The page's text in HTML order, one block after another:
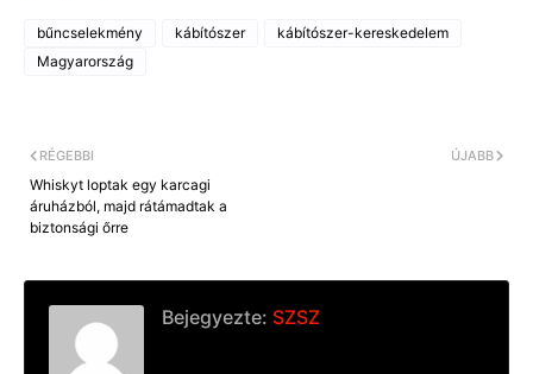
e
b
o
s
e
n
y
L
bűncselekmény kábítószer
kábítószer-kereskedelem
Magyarország
ÚJABB
RÉGEBBI
Whiskyt loptak egy karcagi
áruházból, majd rátámadtak a
biztonsági őrre
Bejegyezte: SZSZ